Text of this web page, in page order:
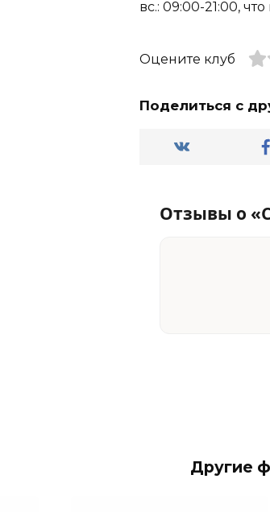
вс.: 09:00-21:00,
Оцените клуб
Поделиться с
Отзывы о
Другие